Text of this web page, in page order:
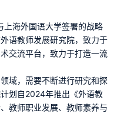
海外国语大学签署的战略
语教师发展研究院，致力于
交流平台，致力于打造一流
域，需要不断进行研究和探
划自2024年推出《外语教
教师职业发展、教师素养与